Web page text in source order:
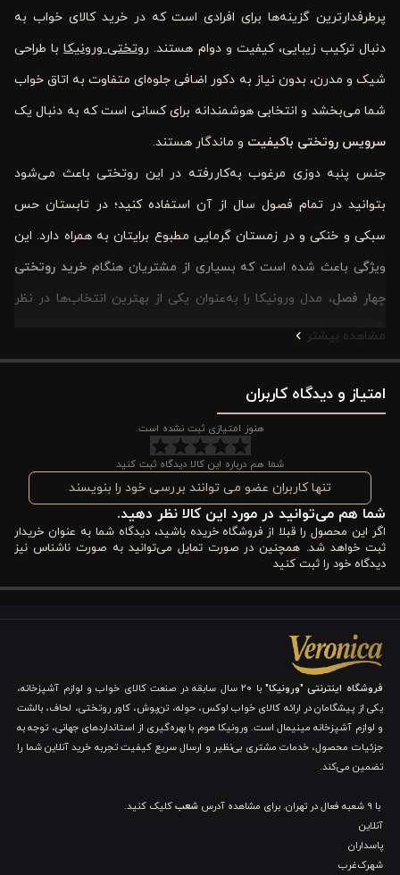
پرطرفدارترین گزینه‌ها برای افرادی است که در خرید کالای خواب به
دنبال ترکیب زیبایی، کیفیت و دوام هستند. روتختی ورونیکابا طراحی
شیک و مدرن، بدون نیاز به دکور اضافی جلوه‌ای متفاوت به اتاق خواب
شما می‌بخشد و انتخابی هوشمندانه برای کسانی است که به دنبال یک
سرویس روتختی باکیفیت و ماندگار هستند.
جنس پنبه ‌دوزی مرغوب به‌کاررفته در این روتختی باعث می‌شود
بتوانید در تمام فصول سال از آن استفاده کنید؛ در تابستان حس
سبکی و خنکی و در زمستان گرمایی مطبوع برایتان به همراه دارد. این
ویژگی باعث شده است که بسیاری از مشتریان هنگامخرید روتختی
چهار فصل، مدل ورونیکا را به‌عنوان یکی از بهترین انتخاب‌ها در نظر
بگیرند.
سرویس روتختی ورونیکا شامل ۴ تکه کاربردی است که به‌خوبی نیاز
شما برای تکمیل ست کالای خواب را برطرف می‌سازد. رنگ سورمه‌ ای
خاص این محصول جلوه‌ای لوکس و آرامش‌بخش ایجاد می‌کند و
به‌راحتی با سبک‌های مختلف دکوراسیون هماهنگ می‌شود. به همین
دلیل اگر به دنبالخرید روتختی پنبه ‌دوزی سورمه‌ ایهستید، این
محصول می‌تواند انتخابی بی‌نظیر برایتان باشد.
از نظر اقتصادی نیز این روتختی ارزش خرید بالایی دارد، زیرا علاوه بر
منطقی خوابی راحت و اتاق خوابی زیبا داشته باشید، بررسی
روتختی چهار فصل ورونیکا
بود.
ویژگی های مهم روتختی چهار فصل تک نفره ورونیکا 4
تکه سورمه ‌ای
نوع سرویس:
مشاهده بیشتر
امتیاز و دیدگاه کاربران
هنوز امتیازی ثبت نشده است.
شما هم درباره این کالا دیدگاه ثبت کنید
تنها کاربران عضو می توانند بررسی خود را بنویسند
شما هم می‌توانید در مورد این کالا نظر دهید.
اگر این محصول را قبلا از فروشگاه خریده باشید، دیدگاه شما به عنوان خریدار
ثبت خواهد شد. همچنین در صورت تمایل می‌توانید به صورت ناشناس نیز
دیدگاه خود را ثبت کنید
فروشگاه اینترنتی "ورونیکا"
با ۲۰ سال سابقه در صنعت کالای خواب و لوازم آشپزخانه،
یکی از پیشگامان در ارائه کالای خواب لوکس، حوله، تن‌پوش، کاور روتختی، لحاف، بالشت
و لوازم آشپزخانه مینیمال است. ورونیکا هوم با بهره‌گیری از استانداردهای جهانی، توجه به
جزئیات محصول، خدمات مشتری بی‌نظیر و ارسال سریع کیفیت تجربه خرید آنلاین شما را
تضمین می‌کند.
با 9 شعبه فعال در تهران. برای مشاهده آدرس شعبکلیک کنید.
آنلاین
پاسداران
شهرک‌غرب